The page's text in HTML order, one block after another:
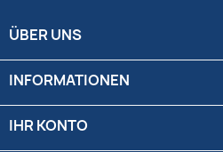
ÜBER UNS
INFORMATIONEN
IHR KONTO